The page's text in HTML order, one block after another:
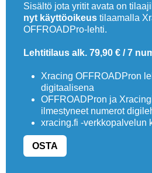
Sisältö jota yritit avata on
nyt käyttöoikeus tilaamalla
OFFROADPro-lehti.
Lehtitilaus alk. 79,90 € / 7
Xracing OFFROADPron
digitaalisena
OFFROADPron ja
ilmestyneet numerot
xracing.fi -verkkopalvelun
OSTA